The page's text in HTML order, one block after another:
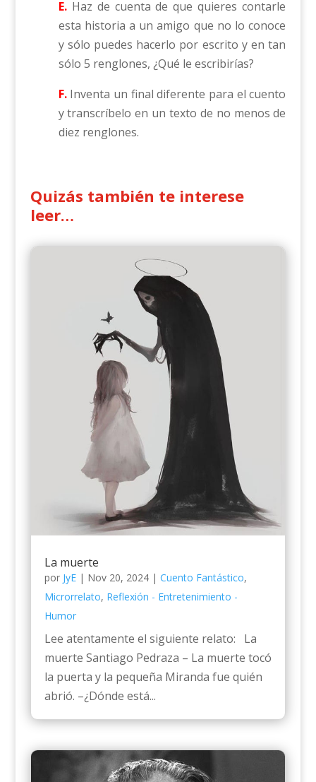
E.Haz de cuenta de que quieres contarle
esta historia a un amigo que no lo conoce
y sólo puedes hacerlo por escrito y en tan
sólo 5 renglones, ¿Qué le escribirías?
F. Inventa un final diferente para el cuento
y transcríbelo en un texto de no menos de
diez renglones.
Quizás también te interese
leer…
La muerte
por JyE| Nov 20, 2024| Cuento Fantástico,
Microrrelato, Reflexión - Entretenimiento -
Humor
Lee atentamente el siguiente relato: La
muerte Santiago Pedraza – La muerte tocó
la puerta y la pequeña Miranda fue quién
abrió. –¿Dónde está...